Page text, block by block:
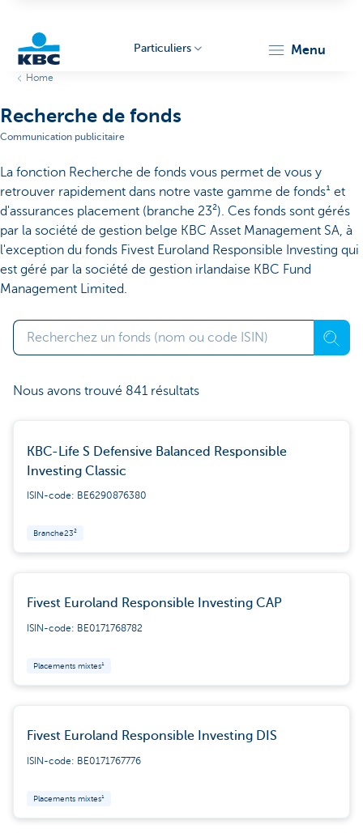
Particuliers menu
Home
Recherche de fonds
Communication publicitaire
La fonction Recherche de fonds vous permet de vous y
retrouver rapidement dans notre vaste gamme de fonds¹ et
d'assurances placement (branche 23²). Ces fonds sont gérés
par la société de gestion belge KBC Asset Management SA, à
l'exception du fonds Fivest Euroland Responsible Investing qui
est géré par la société de gestion irlandaise KBC Fund
Management Limited.
Nous avons trouvé 841 résultats
KBC-Life S Defensive Balanced Responsible
Investing Classic
ISIN-code: BE6290876380
Branche23²
Fivest Euroland Responsible Investing CAP
ISIN-code: BE0171768782
Placements mixtes¹
Fivest Euroland Responsible Investing DIS
ISIN-code: BE0171767776
Placements mixtes¹